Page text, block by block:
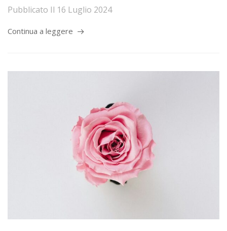
Pubblicato Il 16 Luglio 2024
Continua a leggere